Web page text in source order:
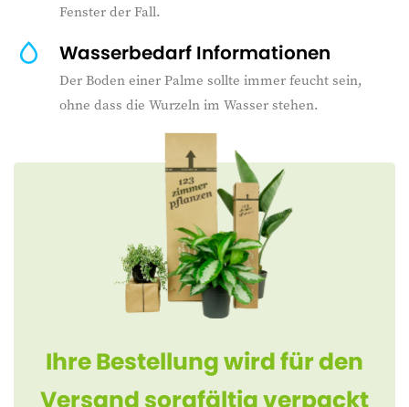
Fenster der Fall.
Wasserbedarf Informationen
Der Boden einer Palme sollte immer feucht sein,
ohne dass die Wurzeln im Wasser stehen.
Ihre Bestellung wird für den
Versand sorgfältig verpackt